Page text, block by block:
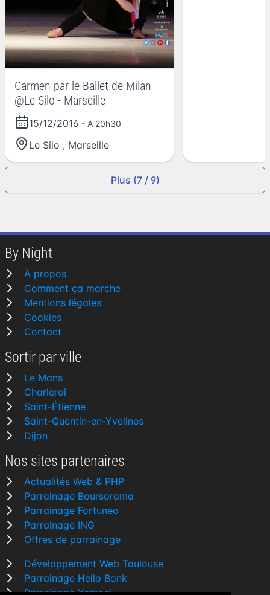
Carmen par le Ballet de Milan
@Le Silo - Marseille
15/12/2016 - A 20h30
Le Silo , Marseille
Plus (7 / 9)
By Night
À propos
Comment ça marche
Mentions légales
Cookies
Contact
Sortir par ville
Le Mans
Charleroi
Saint-Étienne
Saint-Quentin-en-Yvelines
Dijon
Nos sites partenaires
Actualités Web & PHP
Parrainage Boursorama
Parrainage Fortuneo
Parrainage ING
Offres de parrainage
Développement Web Toulouse
Parrainage Hello Bank
Parrainage Yomoni